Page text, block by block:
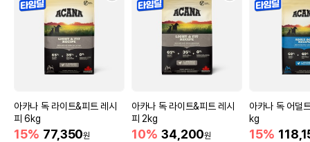
아카나 독 라이트&피트 레시
피 6kg
15% 77,350원
아카나 독 라이트&피트 레시
피 2kg
10% 34,200원
아카나 독 어덜
kg
15%